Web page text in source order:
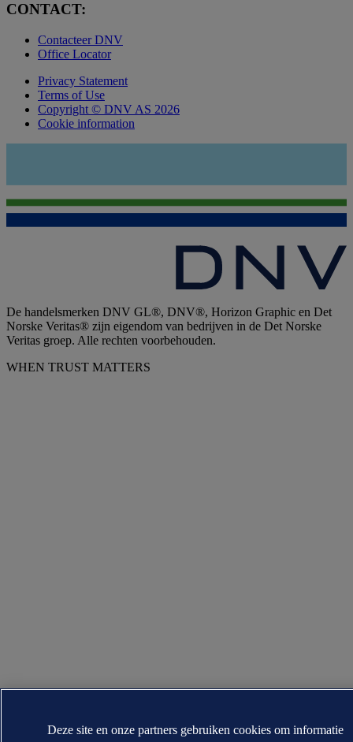
CONTACT:
Contacteer DNV
Office Locator
Privacy Statement
Terms of Use
Copyright © DNV AS 2026
Cookie information
De handelsmerken DNV GL®, DNV®, Horizon Graphic en Det
Norske Veritas® zijn eigendom van bedrijven in de Det Norske
Veritas groep. Alle rechten voorbehouden.
WHEN TRUST MATTERS
Deze site en onze partners gebruiken cookies om informatie